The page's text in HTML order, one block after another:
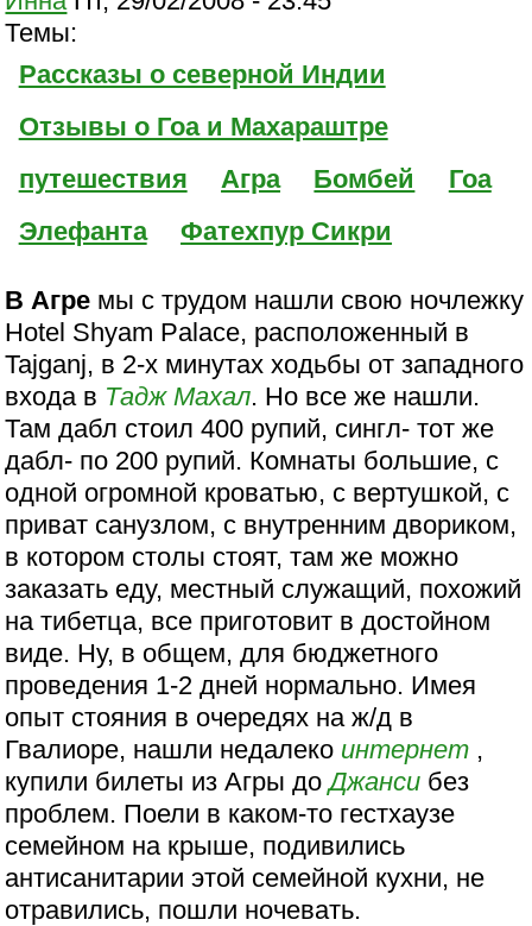
Темы:
Рассказы о северной Индии
Отзывы о Гоа и Махараштре
путешествия
Агра Бомбей
Гоа
Элефанта
Фатехпур Сикри
В Агре мы с трудом нашли свою ночлежку
Hotel Shyam Palace, расположенный в
Tajganj, в 2-х минутах ходьбы от западного
входа в Тадж Махал. Но все же нашли.
Там дабл стоил 400 рупий, сингл- тот же
дабл- по 200 рупий. Комнаты большие, с
одной огромной кроватью, с вертушкой, с
приват санузлом, с внутренним двориком,
в котором столы стоят, там же можно
заказать еду, местный служащий, похожий
на тибетца, все приготовит в достойном
виде. Ну, в общем, для бюджетного
проведения 1-2 дней нормально. Имея
опыт стояния в очередях на ж/д в
Гвалиоре, нашли недалеко интернет ,
купили билеты из Агры доДжанси без
проблем. Поели в каком-то гестхаузе
семейном на крыше, подивились
антисанитарии этой семейной кухни, не
отравились, пошли ночевать.